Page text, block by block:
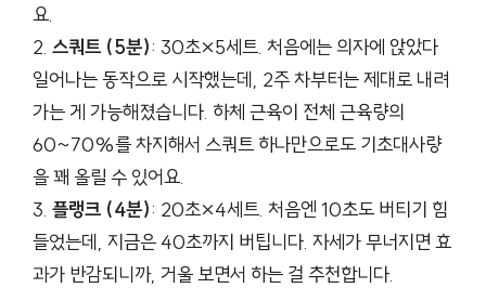
요.
2. 스쿼트 (5분): 30초×5세트. 처음에는 의자에 앉았다
일어나는 동작으로 시작했는데, 2주 차부터는 제대로 내려
가는 게 가능해졌습니다. 하체 근육이 전체 근육량의
60~70%를 차지해서 스쿼트 하나만으로도 기초대사량
을 꽤 올릴 수 있어요.
3. 플랭크 (4분): 20초×4세트. 처음엔 10초도 버티기 힘
들었는데, 지금은 40초까지 버팁니다. 자세가 무너지면 효
과가 반감되니까, 거울 보면서 하는 걸 추천합니다.